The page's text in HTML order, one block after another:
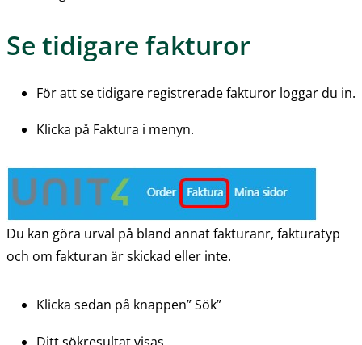
Se tidigare fakturor
För att se tidigare registrerade fakturor loggar du in.
Klicka på Faktura i menyn.
Du kan göra urval på bland annat fakturanr, fakturatyp
och om fakturan är skickad eller inte.
Klicka sedan på knappen” Sök”